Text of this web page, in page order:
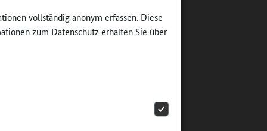
vollständig anonym erfassen. Diese
zum Datenschutz erhalten Sie über
Dazu